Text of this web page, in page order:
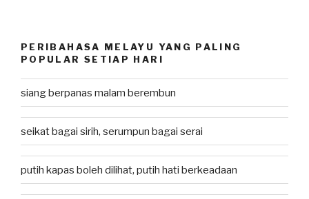
PERIBAHASA MELAYU YANG PALING
POPULAR SETIAP HARI
siang berpanas malam berembun
seikat bagai sirih, serumpun bagai serai
putih kapas boleh dilihat, putih hati berkeadaan